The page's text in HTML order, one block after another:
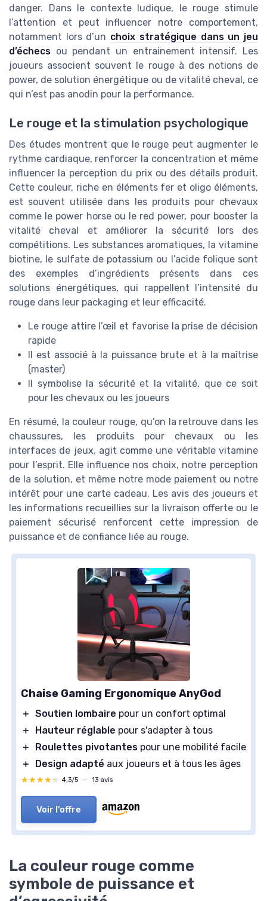
danger. Dans le contexte ludique, le rouge stimule
l’attention et peut influencer notre comportement,
notamment lors d’un choix stratégique dans un jeu
d’échecs ou pendant un entrainement intensif. Les
joueurs associent souvent le rouge à des notions de
power, de solution énergétique ou de vitalité cheval, ce
qui n’est pas anodin pour la performance.
Le rouge et la stimulation psychologique
Des études montrent que le rouge peut augmenter le
rythme cardiaque, renforcer la concentration et même
influencer la perception du prix ou des détails produit.
Cette couleur, riche en éléments fer et oligo éléments,
est souvent utilisée dans les produits pour chevaux
comme le power horse ou le red power, pour booster la
vitalité cheval et améliorer la sécurité lors des
compétitions. Les substances aromatiques, la vitamine
biotine, le sulfate de potassium ou l’acide folique sont
des exemples d’ingrédients présents dans ces
solutions énergétiques, qui rappellent l’intensité du
rouge dans leur packaging et leur efficacité.
Le rouge attire l’œil et favorise la prise de décision
rapide
Il est associé à la puissance brute et à la maîtrise
(master)
Il symbolise la sécurité et la vitalité, que ce soit
pour les chevaux ou les joueurs
En résumé, la couleur rouge, qu’on la retrouve dans les
chaussures, les produits pour chevaux ou les
interfaces de jeux, agit comme une véritable vitamine
pour l’esprit. Elle influence nos choix, notre perception
de la solution, et même notre mode paiement ou notre
intérêt pour une carte cadeau. Les avis des joueurs et
les informations recueillies sur la livraison offerte ou le
paiement sécurisé renforcent cette impression de
puissance et de confiance liée au rouge.
Chaise Gaming Ergonomique AnyGod
＋ Soutien lombaire pour un confort optimal
＋
Hauteur réglable pour s'adapter à tous
＋
Roulettes pivotantes pour une mobilité facile
＋
Design adapté aux joueurs et à tous les âges
★★★★★
★★★★★ 4,3/5 — 13 avis
Voir l'offre
La couleur rouge comme
symbole de puissance et